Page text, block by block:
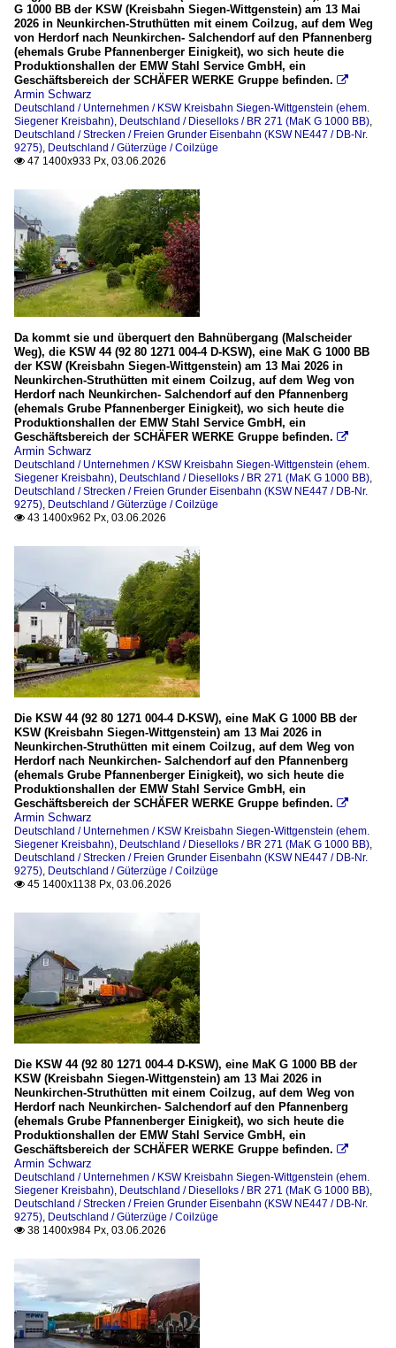
KSW (FGE)_2014_11_Herdorf
_Allgemeine Bahntechnik (Global)
Adhäsionsbahnen
Gleise und Weichen
_Spezifikationen von Triebfahrzeugen
Deutschland
Dieselloks
G 1000 BB der KSW (Kreisbahn Siegen-Wittgenstein) am 13 Mai
2026 in Neunkirchen-Struthütten mit einem Coilzug, auf dem Weg
von Herdorf nach Neunkirchen- Salchendorf auf den Pfannenberg
(ehemals Grube Pfannenberger Einigkeit), wo sich heute die
Produktionshallen der EMW Stahl Service GmbH, ein
Geschäftsbereich der SCHÄFER WERKE Gruppe befinden. 
Armin Schwarz
Deutschland / Unternehmen / KSW Kreisbahn Siegen-Wittgenstein (ehem.
Siegener Kreisbahn) Deutschland / Dieselloks / BR 271 (MaK G 1000 BB)
Deutschland / Strecken / Freien Grunder Eisenbahn (KSW NE447 / DB-Nr.
9275) Deutschland / Güterzüge / Coilzüge
 47 1400x933 Px, 03.06.2026
Da kommt sie und überquert den Bahnübergang (Malscheider
Weg), die KSW 44 (92 80 1271 004-4 D-KSW), eine MaK G 1000 BB
der KSW (Kreisbahn Siegen-Wittgenstein) am 13 Mai 2026 in
Neunkirchen-Struthütten mit einem Coilzug, auf dem Weg von
Herdorf nach Neunkirchen- Salchendorf auf den Pfannenberg
(ehemals Grube Pfannenberger Einigkeit), wo sich heute die
Produktionshallen der EMW Stahl Service GmbH, ein
Geschäftsbereich der SCHÄFER WERKE Gruppe befinden. 
Armin Schwarz
Deutschland / Unternehmen / KSW Kreisbahn Siegen-Wittgenstein (ehem.
Siegener Kreisbahn) Deutschland / Dieselloks / BR 271 (MaK G 1000 BB)
Deutschland / Strecken / Freien Grunder Eisenbahn (KSW NE447 / DB-Nr.
9275) Deutschland / Güterzüge / Coilzüge
 43 1400x962 Px, 03.06.2026
Die KSW 44 (92 80 1271 004-4 D-KSW), eine MaK G 1000 BB der
KSW (Kreisbahn Siegen-Wittgenstein) am 13 Mai 2026 in
Neunkirchen-Struthütten mit einem Coilzug, auf dem Weg von
Herdorf nach Neunkirchen- Salchendorf auf den Pfannenberg
(ehemals Grube Pfannenberger Einigkeit), wo sich heute die
Produktionshallen der EMW Stahl Service GmbH, ein
Geschäftsbereich der SCHÄFER WERKE Gruppe befinden. 
Armin Schwarz
Deutschland / Unternehmen / KSW Kreisbahn Siegen-Wittgenstein (ehem.
Siegener Kreisbahn) Deutschland / Dieselloks / BR 271 (MaK G 1000 BB)
Deutschland / Strecken / Freien Grunder Eisenbahn (KSW NE447 / DB-Nr.
9275) Deutschland / Güterzüge / Coilzüge
 45 1400x1138 Px, 03.06.2026
Die KSW 44 (92 80 1271 004-4 D-KSW), eine MaK G 1000 BB der
KSW (Kreisbahn Siegen-Wittgenstein) am 13 Mai 2026 in
Neunkirchen-Struthütten mit einem Coilzug, auf dem Weg von
Herdorf nach Neunkirchen- Salchendorf auf den Pfannenberg
(ehemals Grube Pfannenberger Einigkeit), wo sich heute die
Produktionshallen der EMW Stahl Service GmbH, ein
Geschäftsbereich der SCHÄFER WERKE Gruppe befinden. 
Armin Schwarz
Deutschland / Unternehmen / KSW Kreisbahn Siegen-Wittgenstein (ehem.
Siegener Kreisbahn) Deutschland / Dieselloks / BR 271 (MaK G 1000 BB)
Deutschland / Strecken / Freien Grunder Eisenbahn (KSW NE447 / DB-Nr.
9275) Deutschland / Güterzüge / Coilzüge
 38 1400x984 Px, 03.06.2026